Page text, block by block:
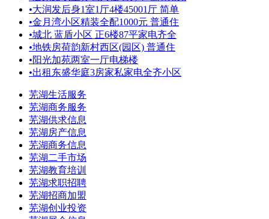
•大润发后身1室1厅4楼45001厅 简单
•金月湾小区精装全配1000元 普通住
•城北 蓝盾小区 正6楼87平家电齐全
•地铁房荷韵新村西区(园区) 普通住
•阳光加苑两室一厅电梯楼
•出租东盛华庭3房家私家电全齐小区
芜湖生活服务
芜湖商务服务
芜湖供求信息
芜湖房产信息
芜湖商务信息
芜湖二手市场
芜湖教育培训
芜湖求职招聘
芜湖招商加盟
芜湖创业投资